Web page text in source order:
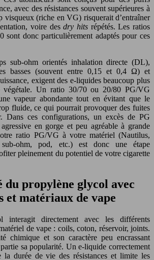
avec des résistances souvent supérieures à
(riche en VG) risquerait d’entraîner
voire desdry hits répétés. Les ratios
sont donc particulièrement adaptés pour ces
sub-ohm orientés inhalation directe (DL),
basses (souvent entre 0,15 et 0,4 Ω) et
exigent des e-liquides beaucoup plus
végétale. Un ratio 30/70 ou 20/80 PG/VG
vapeur abondante tout en évitant que le
fluide, ce qui pourrait provoquer des fuites
Dans ces configurations, un excès de PG
en gorge et peu agréable à grande
ratio PG/VG à votre matériel (Nautilus,
sub-ohm, pod, etc.) est donc une étape
pleinement du potentiel de votre cigarette
propylène glycol avec
et matériaux de vape
interagit directement avec les différents
de vape : coils, coton, réservoir, joints.
chimique et son caractère peu encrassant
sa popularité. Un e-liquide correctement
la durée de vie des résistances et limite les